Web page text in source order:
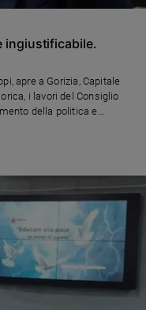
ingiustificabile.
apre a Gorizia, Capitale
i lavori del Consiglio
della politica e
dell’impotenza”